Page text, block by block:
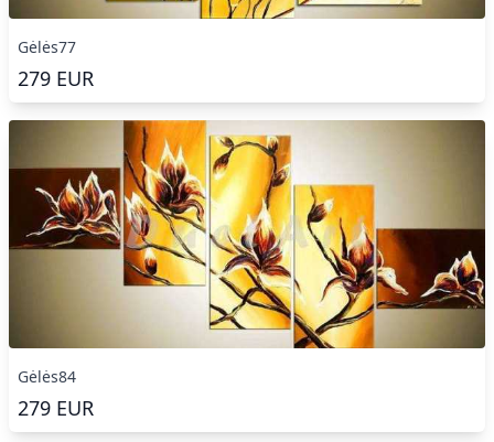
Gėlės77
279 EUR
Gėlės84
279 EUR